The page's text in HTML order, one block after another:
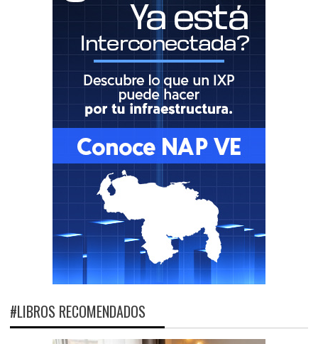
#LIBROS RECOMENDADOS